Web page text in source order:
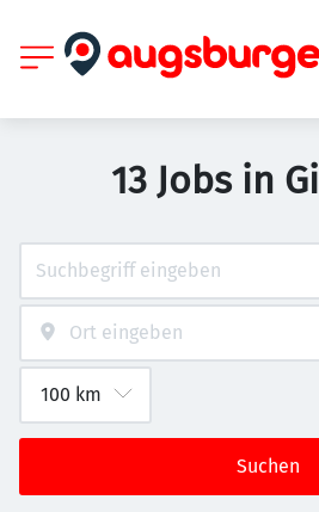
13 Jobs in
Suchen